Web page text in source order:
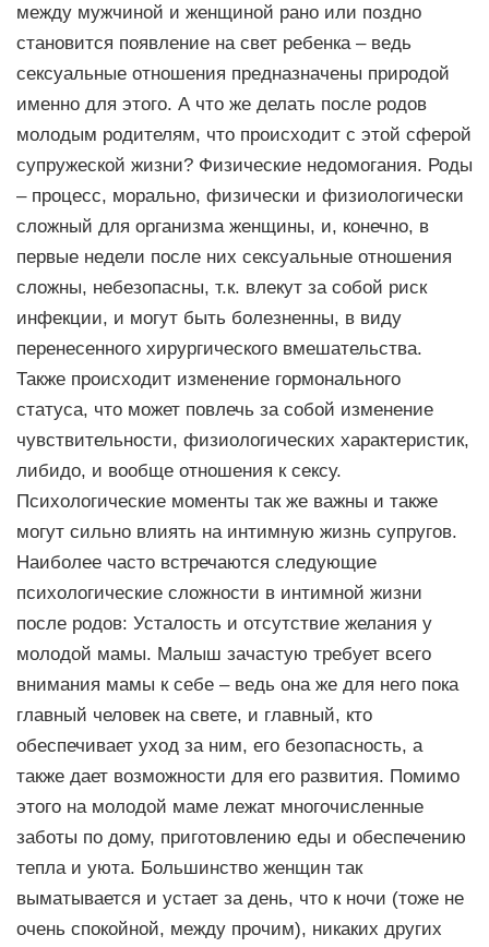
между мужчиной и женщиной рано или поздно
становится появление на свет ребенка – ведь
сексуальные отношения предназначены природой
именно для этого. А что же делать после родов
молодым родителям, что происходит с этой сферой
супружеской жизни? Физические недомогания. Роды
– процесс, морально, физически и физиологически
сложный для организма женщины, и, конечно, в
первые недели после них сексуальные отношения
сложны, небезопасны, т.к. влекут за собой риск
инфекции, и могут быть болезненны, в виду
перенесенного хирургического вмешательства.
Также происходит изменение гормонального
статуса, что может повлечь за собой изменение
чувствительности, физиологических характеристик,
либидо, и вообще отношения к сексу.
Психологические моменты так же важны и также
могут сильно влиять на интимную жизнь супругов.
Наиболее часто встречаются следующие
психологические сложности в интимной жизни
после родов: Усталость и отсутствие желания у
молодой мамы. Малыш зачастую требует всего
внимания мамы к себе – ведь она же для него пока
главный человек на свете, и главный, кто
обеспечивает уход за ним, его безопасность, а
также дает возможности для его развития. Помимо
этого на молодой маме лежат многочисленные
заботы по дому, приготовлению еды и обеспечению
тепла и уюта. Большинство женщин так
выматывается и устает за день, что к ночи (тоже не
очень спокойной, между прочим), никаких других